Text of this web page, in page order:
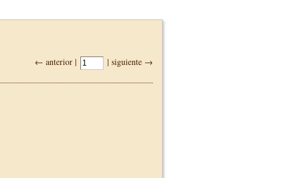
← anterior | | siguiente →